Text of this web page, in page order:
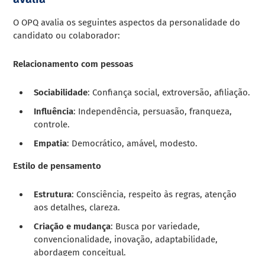
O OPQ avalia os seguintes aspectos da personalidade do
candidato ou colaborador:
Relacionamento com pessoas
Sociabilidade: Confiança social, extroversão, afiliação.
Influência: Independência, persuasão, franqueza,
controle.
Empatia: Democrático, amável, modesto.
Estilo de pensamento
Estrutura: Consciência, respeito às regras, atenção
aos detalhes, clareza.
Criação e mudança: Busca por variedade,
convencionalidade, inovação, adaptabilidade,
abordagem conceitual.